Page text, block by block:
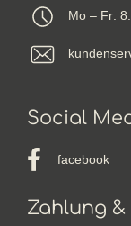
Mo – Fr:
Social
facebook
Zahlung &